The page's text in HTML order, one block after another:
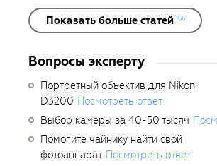
Показать больше статей 166
Вопросы эксперту
Портретный объектив для Nikon
D3200 Посмотреть ответ
Выбор камеры за 40-50 тысяч
Помогите чайнику найти свой
фотоаппарат Посмотреть ответ